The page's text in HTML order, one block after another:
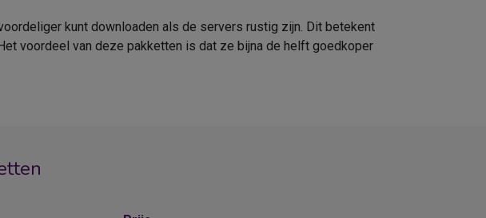
kunt downloaden als de servers rustig zijn. Dit betekent
voordeel van deze pakketten is dat ze bijna de helft goedkoper